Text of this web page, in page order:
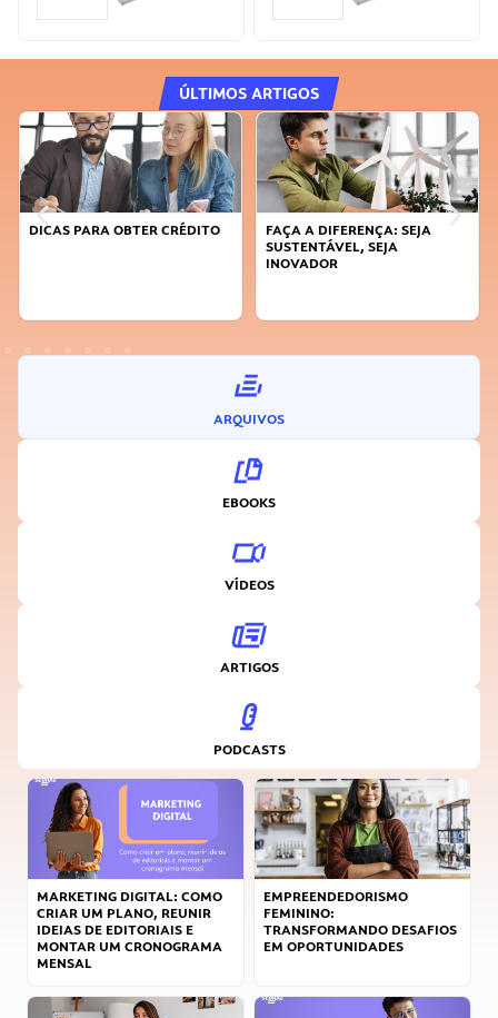
ÚLTIMOS ARTIGOS
DICAS PARA OBTER CRÉDITO
FAÇA A DIFERENÇA: SEJA
SUSTENTÁVEL, SEJA
INOVADOR
ARQUIVOS
EBOOKS
VÍDEOS
ARTIGOS
PODCASTS
MARKETING DIGITAL: COMO
CRIAR UM PLANO, REUNIR
IDEIAS DE EDITORIAIS E
MONTAR UM CRONOGRAMA
MENSAL
EMPREENDEDORISMO
FEMININO:
TRANSFORMANDO DESAFIOS
EM OPORTUNIDADES